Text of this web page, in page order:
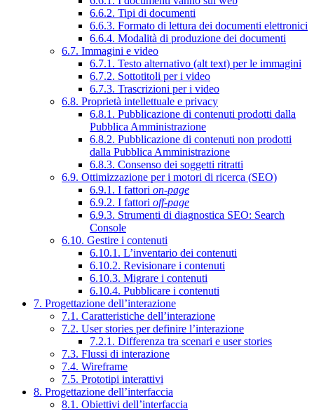
6.6.2. Tipi di documenti
6.6.3. Formato di lettura dei documenti elettronici
6.6.4. Modalità di produzione dei documenti
6.7. Immagini e video
6.7.1. Testo alternativo (alt text) per le immagini
6.7.2. Sottotitoli per i video
6.7.3. Trascrizioni per i video
6.8. Proprietà intellettuale e privacy
6.8.1. Pubblicazione di contenuti prodotti dalla
Pubblica Amministrazione
6.8.2. Pubblicazione di contenuti non prodotti
dalla Pubblica Amministrazione
6.8.3. Consenso dei soggetti ritratti
6.9. Ottimizzazione per i motori di ricerca (SEO)
6.9.1. I fattori on-page
6.9.2. I fattori off-page
6.9.3. Strumenti di diagnostica SEO: Search
Console
6.10. Gestire i contenuti
6.10.1. L’inventario dei contenuti
6.10.2. Revisionare i contenuti
6.10.3. Migrare i contenuti
6.10.4. Pubblicare i contenuti
7. Progettazione dell’interazione
7.1. Caratteristiche dell’interazione
7.2. User stories per definire l’interazione
7.2.1. Differenza tra scenari e user stories
7.3. Flussi di interazione
7.4. Wireframe
7.5. Prototipi interattivi
8. Progettazione dell’interfaccia
8.1. Obiettivi dell’interfaccia